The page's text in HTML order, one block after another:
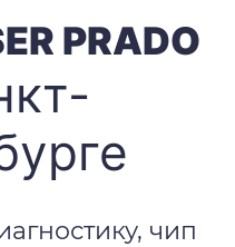
PRADO
чип